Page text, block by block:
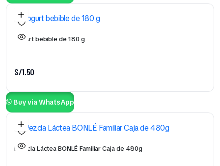
Yogurt bebible de 180 g
S/1.50
Buy via WhatsApp
Mezcla Láctea BONLÉ Familiar Caja de 480g